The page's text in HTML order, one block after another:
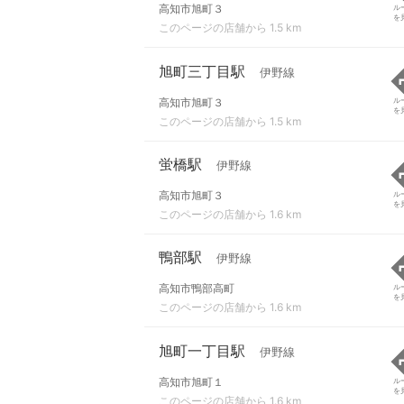
高知市旭町３
このページの店舗から 1.5 km
ル
を
旭町三丁目駅 伊野線
高知市旭町３
このページの店舗から 1.5 km
ル
を
蛍橋駅 伊野線
高知市旭町３
このページの店舗から 1.6 km
ル
を
鴨部駅 伊野線
高知市鴨部高町
このページの店舗から 1.6 km
ル
を
旭町一丁目駅 伊野線
高知市旭町１
このページの店舗から 1.6 km
ル
を